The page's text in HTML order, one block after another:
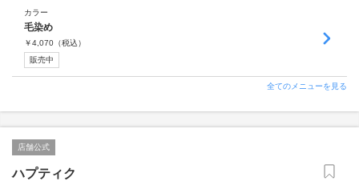
カラー
毛染め
￥4,070 （税込）
販売中
全てのメニューを見る
店舗公式
ハプティク